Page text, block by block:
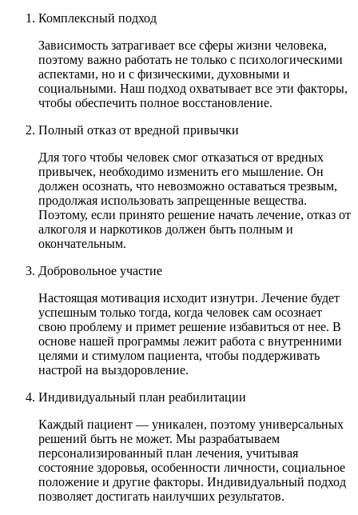
Комплексный подход
Зависимость затрагивает все сферы жизни человека,
поэтому важно работать не только с психологическими
аспектами, но и с физическими, духовными и
социальными. Наш подход охватывает все эти факторы,
чтобы обеспечить полное восстановление.
Полный отказ от вредной привычки
Для того чтобы человек смог отказаться от вредных
привычек, необходимо изменить его мышление. Он
должен осознать, что невозможно оставаться трезвым,
продолжая использовать запрещенные вещества.
Поэтому, если принято решение начать лечение, отказ от
алкоголя и наркотиков должен быть полным и
окончательным.
Добровольное участие
Настоящая мотивация исходит изнутри. Лечение будет
успешным только тогда, когда человек сам осознает
свою проблему и примет решение избавиться от нее. В
основе нашей программы лежит работа с внутренними
целями и стимулом пациента, чтобы поддерживать
настрой на выздоровление.
Индивидуальный план реабилитации
Каждый пациент — уникален, поэтому универсальных
решений быть не может. Мы разрабатываем
персонализированный план лечения, учитывая
состояние здоровья, особенности личности, социальное
положение и другие факторы. Индивидуальный подход
позволяет достигать наилучших результатов.